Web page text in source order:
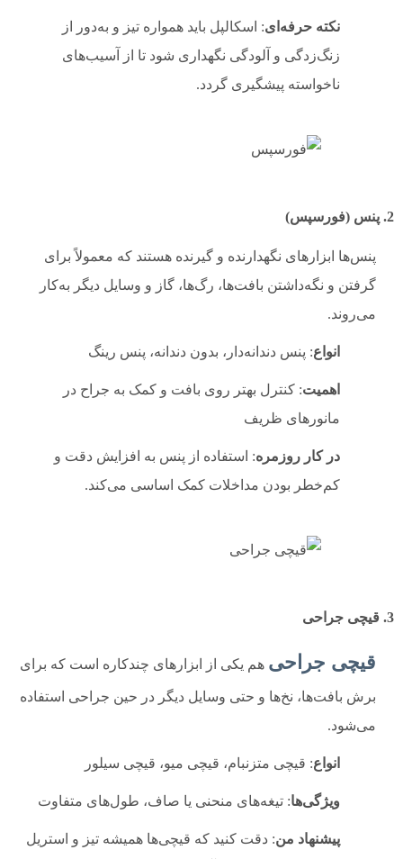
نکته حرفه‌ای: اسکالپل باید همواره تیز و به‌دور از
زنگ‌زدگی و آلودگی نگهداری شود تا از آسیب‌های
ناخواسته پیشگیری گردد.
2. پنس (فورسپس)
پنس‌ها ابزارهای نگهدارنده و گیرنده هستند که معمولاً برای
گرفتن و نگه‌داشتن بافت‌ها، رگ‌ها، گاز و وسایل دیگر به‌کار
می‌روند.
انواع: پنس دندانه‌دار، بدون دندانه، پنس رینگ
اهمیت: کنترل بهتر روی بافت و کمک به جراح در
مانورهای ظریف
در کار روزمره: استفاده از پنس به افزایش دقت و
کم‌خطر بودن مداخلات کمک اساسی می‌کند.
3. قیچی جراحی
قیچی جراحی هم یکی از ابزارهای چندکاره است که برای
برش بافت‌ها، نخ‌ها و حتی وسایل دیگر در حین جراحی استفاده
می‌شود.
انواع: قیچی متزنبام، قیچی میو، قیچی سیلور
ویژگی‌ها: تیغه‌های منحنی یا صاف، طول‌های متفاوت
پیشنهاد من: دقت کنید که قیچی‌ها همیشه تیز و استریل